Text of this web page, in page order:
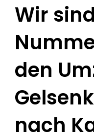
Wir
den
nach